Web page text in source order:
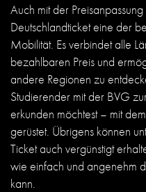
Auch mit der
Deutschlandticket eine der
Mobilität. Es verbindet alle
bezahlbaren Preis und
andere Regionen zu
Studierender mit der BVG
erkunden möchtest – mit
gerüstet. Übrigens können
Ticket auch vergünstigt
wie einfach und angenehm
kann.